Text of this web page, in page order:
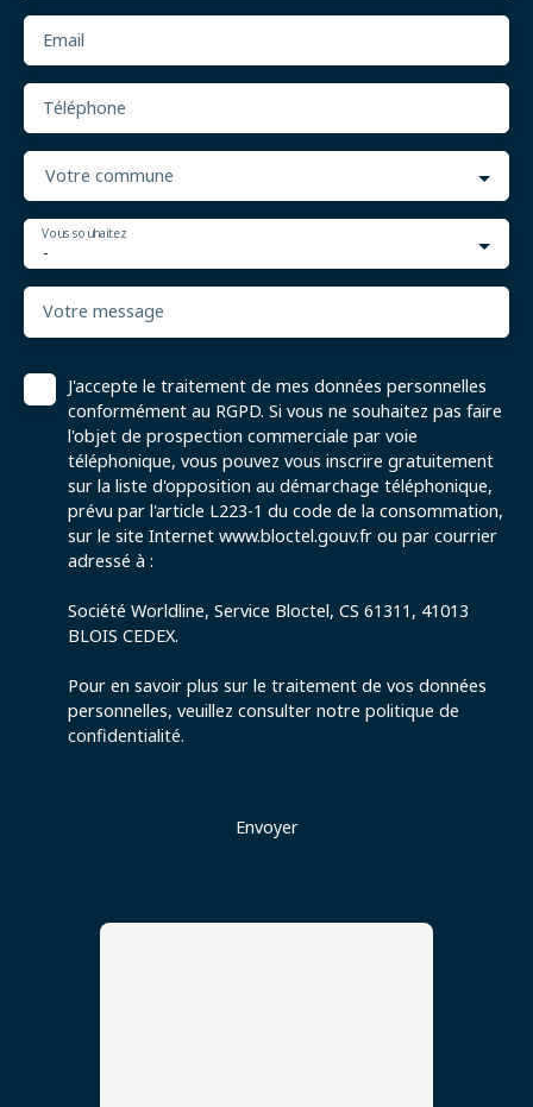
Email
Téléphone
Votre commune
-
Vous souhaitez
Votre message
J'accepte le traitement de mes données personnelles
conformément au RGPD. Si vous ne souhaitez pas faire
l'objet de prospection commerciale par voie
téléphonique, vous pouvez vous inscrire gratuitement
sur la liste d'opposition au démarchage téléphonique,
prévu par l'article L223-1 du code de la consommation,
sur le site Internet www.bloctel.gouv.fr ou par courrier
adressé à :
Société Worldline, Service Bloctel, CS 61311, 41013
BLOIS CEDEX.
Pour en savoir plus sur le traitement de vos données
personnelles, veuillez consulter notre politique de
confidentialité.
Envoyer